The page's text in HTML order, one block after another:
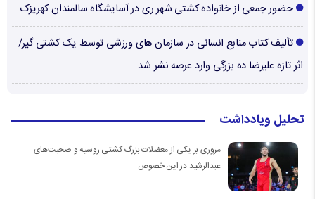
حضور جمعی از خانواده کشتی شهر ری در آسایشگاه سالمندان کهریزک
تألیف کتاب منابع انسانی در سازمان های ورزشی توسط یک کشتی گیر/
اثر تازه علیرضا ده بزرگی وارد عرصه نشر شد
تحلیل ویادداشت
مروری بر یکی از معضلات بزرگ کشتی روسیه و صحبت‌های
عبدالرشید در این خصوص